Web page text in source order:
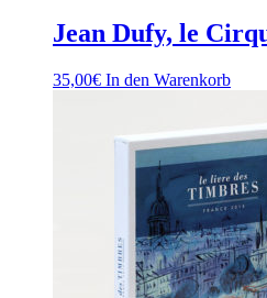
Jean Dufy, le
35,00€ In den Warenkorb